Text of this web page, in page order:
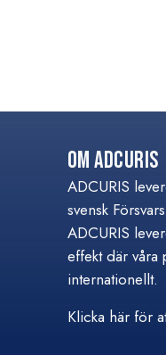
Om Adcuris
ADCURIS
svensk
ADCURIS
effekt där
internationellt.
Klicka här för